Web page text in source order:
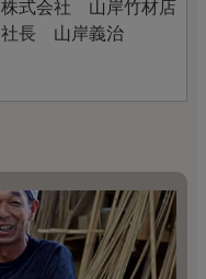
株式会社 山岸竹材店
社長 山岸義治